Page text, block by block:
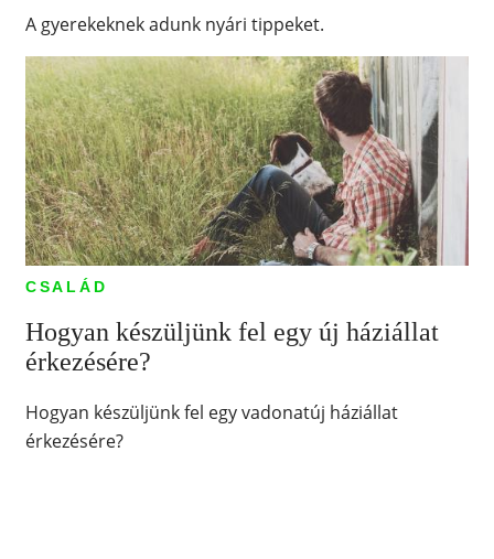
A gyerekeknek adunk nyári tippeket.
CSALÁD
Hogyan készüljünk fel egy új háziállat
érkezésére?
Hogyan készüljünk fel egy vadonatúj háziállat
érkezésére?